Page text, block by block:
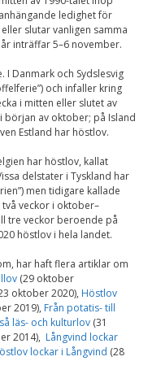
ledighet för
slutar vanligen samma
inträffar 5–6 november.
Danmark och Sydslesvig
och infaller kring
i mitten eller slutet av
början av oktober; på Island
Estland har höstlov.
har höstlov, kallat
delstater i Tyskland har
men tidigare kallade
veckor i oktober–
tre veckor beroende på
höstlov i hela landet.
har haft flera artiklar om
(29 oktober
oktober 2020), Höstlov
2019), Från potatis- till
läs- och kulturlov (31
2014), Långvind lockar
lockar i Långvind (28
Upplevelse
hemsida ska
prestera så bra
som möjligt
under ditt
besök. Om du
kakorna
kommer viss
funktionalitet
att försvinna
från
hemsidan.
Marknadsföring
Genom att dela med
dig av dina intressen
och ditt beteende när
du surfar ökar du
chansen att få se